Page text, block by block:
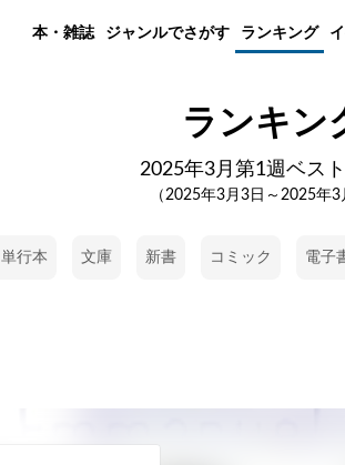
本・雑誌 ジャンルでさがす ランキング
ランキン
2025年3月第1週ベス
（2025年3月3日～2025年3
単行本 文庫 新書 コミック 電子